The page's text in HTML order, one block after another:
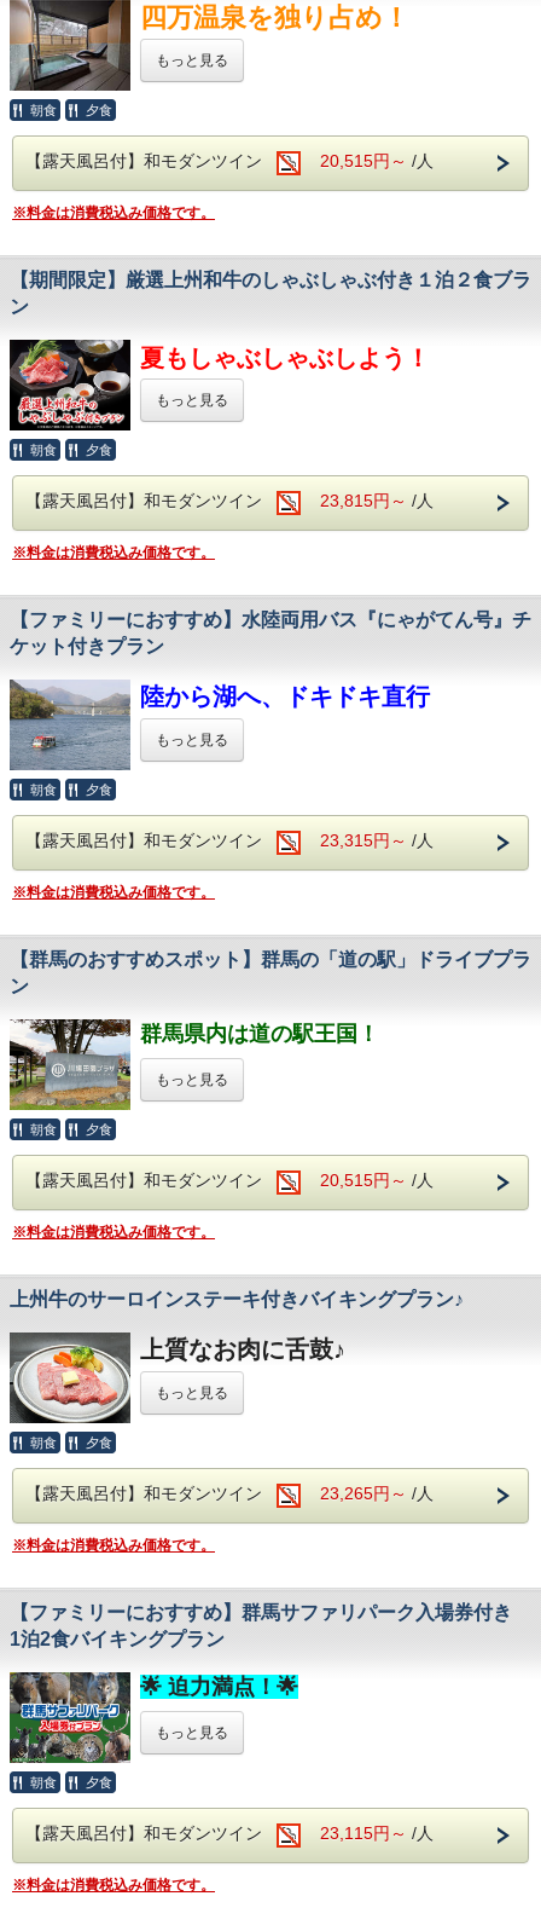
元禄4年に建てられ、日本最古の湯宿建築として
今も昔も変わらず営業しております。
あるアニメ映画のモデルとも言われ、
四万温泉屈指の観光施設です。
小学生：4,500円
幼児（4歳～）：2,500円
※SUP対象年齢は4歳～です。
必ず、幼児お一人に対して保護者様が
1名必要となります。
【持ち物について】
持ち物や集合場所の詳細案内をお送りしま
濡れてもよい靴などをご準備ください。
【集合場所】
〒377-0601 群馬県吾妻郡中之条町四万840
【SUPツアー提供会社】
【注意事項】
・SUPは現地集合・現地解散です
・天候や水量により中止となる場合がありま
す
【キャンセル料について】
7日前から料金が発生いたします。
この夏は、特別な体験で
みなさまのご予約をお待ちしております！
＜名湯四万温泉を堪能♪＞
四万の病を癒す霊泉と由来のある、
上毛かるたにも「世のちり洗う四万温泉」と
効果が高く、「草津の仕上げ湯の湯」としても
知られる美肌の湯です。
体の芯からご実感くださいませ。
バイキングで心ゆくまで乾杯＞
様々な食材を利用した約50種類のバイキング。
サラダや揚げ物、
ソフトクリームやデザートまで・・・
みなさまが楽しめるお食事を
そしてなんといってもアルコール！
お楽しみいただけます。
＜館内施設（無料サービス）＞
・全室Wifi完備：お部屋でのPC作業や動画視聴も
・共用カラオケ：無料でご利用いただけます。
・午前の部 9:30～
・午後の部 13:30～
※集合10分前など、
群馬県中之条町四万4063
伊東園まで車のない方の送迎がございます。
大人（平日）：5,500円
大人（繫忙日）：6,500円
※対象年齢：13歳以上
【持ち物】
＜必ず必要なもの＞
・水着（ウェットスーツの中に着る用）
・タオル
＜あると便利なもの＞
・コンタクトレンズの方は
メガネバンド or ゴーグル
・保険証の写し
※専用シューズは無料貸出。
ウェットスーツ・ライフジャケット等の
（身長130cm〜対応）
【注意事項】
ともに
7日前から料金が発生いたします。
ご宿泊のキャンセル料金と合わせて
す。
・大雨や増水、天候環境により中止の場合
は、
ツアー会社からお客様へご連絡いたしま
す。
GREEN DISCOVERY（グリーンディスカバ
リー）
伊東園ホテル四万は・・・
＜名湯四万温泉を堪能♪＞
四万の病を癒す霊泉と由来のある、
上毛かるたにも「世のちり洗う四万温泉」と
謡われ、群馬県内屈指の温泉地でございます。
胃腸病や皮膚の切り傷、冷え性、神経痛に
効果が高く、「草津の仕上げ湯の湯」としても
＜アルコール飲み放題付！
バイキングで心ゆくまで乾杯＞
様々な食材を利用した約50種類のバイキング。
水上散歩を楽しんでみませんか？
【カヌーツアー半日コース】
【集合時間】
午後の部 13時半
※ご希望のお時間をお選びください。
※ツアー実施はご宿泊翌日となります。
ご料金が変わる場合もございますので、
ご承知くださいませ。
【料金】
大人（平 日）：5,500円
大人（繁忙日）：6,500円
※0～3歳のお子様は安全上、
カヌー体験にご参加いただけません
＜必ずご用意いただくもの＞
・濡れてもよい服装（濡れてもよい靴、タオ
＜あると良いもの＞
・サングラス、眼鏡バンド、日焼け止め、飲
・雨天時は、レインウェアや
ウィンドブレーカー（防寒着）を
ご用意ください。
※基本的に濡れますので、
【カヌーツアー提供会社】
GREEN DISCOVERY（グリーンディスカバ
【中止について】
雨天時、強風時は開催を中止します。
ツアー中止の連絡は、中止が決定次第速やか
に
お申込み代表者様宛てにご連絡いたします。
その際、ツアー日を変更していただくか、
料金を全額払い戻しいたします。
伊東園ホテル四万は・・・
歴史ある温泉でございます。
上毛かるたにも「世のちり洗う四万温泉」と
胃腸病や皮膚の切り傷、冷え性、神経痛に
体の芯からご実感くださいませ。
バイキングで心ゆくまで乾杯＞
様々な食材を利用した約50種類のバイキング。
ソフトクリームやデザートまで・・・
みなさまが楽しめるお食事を
多数ご用意しております。
生ビール(アサヒスーパードライ)をはじめ
四万温泉を独り占め！
更にうれしいことに源泉かけ流しでございます。
ゆっくり静かに温泉に入りたい方や、
貸切風呂のようにお時間の制限が気になる方、
ぜひ一度ご利用されてみてはいかがでしょうか。
四万の病を癒す霊泉と由来のある、
歴史ある温泉でございます。
上毛かるたにも「世のちり洗う四万温泉」と
知られる美肌の湯です。
体の芯からご実感くださいませ。
＜アルコール飲み放題付！
様々な食材を利用した約50種類のバイキング。
サラダや揚げ物、
ソフトクリームやデザートまで・・・
おじいちゃんおばあちゃんまで。
みなさまが楽しめるお食事を
そしてなんといってもアルコール！
お楽しみいただけます。
飲み過ぎにはお気を付けくださいませ・・・
＜館内施設（無料サービス）＞
・共用カラオケ：無料でご利用いただけます。
当館からお車で5分
「四万ブルー」と呼ばれるダム湖。
午前中は鮮やかな青い湖面がご覧になれます
カヌーのアクティビティもこちらで
日向見薬師堂
当館から徒歩5分
国指定の重要文化財。
県内最古の木造建築物。
積善館・本館
元禄4年に建てられ、日本最古の湯宿建築として
今も昔も変わらず営業しております。
あるアニメ映画のモデルとも言われ、
もっと見る
朝食 夕食
【露天風呂付】和モダンツイン 20,515円～ /人
※料金は消費税込み価格です。
【期間限定】厳選上州和牛のしゃぶしゃぶ付き１泊２食ブラ
ン
夏もしゃぶしゃぶしよう！
恒例となりました季節限定別注料理
夏は「厳選上州和牛のしゃぶしゃぶ」
が登場です！！
群馬が誇るブランド和牛の「上州和牛」。
その中でも、特に優れたもののみが認定される
「厳選上州和牛」を
しゃぶしゃぶでお楽しみいただきます。
和牛本来の深い旨味を
ご提供させていただきます。
（お子様につきましては
【開催期間】
2026年6月12日(金)～2026年8月31日(土)
伊東園ホテル四万は・・・
＜名湯四万温泉を堪能♪＞
歴史ある温泉でございます。
謡われ、群馬県内屈指の温泉地でございま
す。
胃腸病や皮膚の切り傷、冷え性、神経痛に
も
知られる美肌の湯です。
体の芯からご実感くださいませ。
＜アルコール飲み放題付！
＞
様々な食材を利用した約50種類のバイキン
グ。
ソフトクリームやデザートまで・・・
みなさまが楽しめるお食事を
多数ご用意しております。
そしてなんといってもアルコール！
もっと見る
朝食 夕食
【露天風呂付】和モダンツイン 23,815円～ /人
※料金は消費税込み価格です。
【ファミリーにおすすめ】水陸両用バス『にゃがてん号』チ
ケット付きプラン
陸から湖へ、ドキドキ直行
飛び込む「スプラッシュ・イン」は、
まるでアミューズメントパークの
アトラクションのよう。
普段は味わえない湖上ならではの視点から、
エメラルドグリーンに輝く八ッ場あがつま湖、
四季折々の雄大な景観を
お楽しみください。
【出発場所・時間】
・八ッ場湖の駅丸岩：9:30/10:25/12:00/13:15/14:30
・大人（中学生以上） ：￥2,800-
・小人（3歳～小学生） ：￥1,820-
幼児様の場合もお一人でお座りになり、
シートベルトを着用できるお子様は
なるべく座席に座って乗車していただくことを
お願いしております。
・濡れても良い服装（濡れてもいい靴・タオル）
・雨天時はウインドブレーカー（防寒着）
（座席指定は不可）
【にゃがてん号運行会社】
【中止について】
伊東園ホテル四万は・・・
四万の病を癒す霊泉と由来のある、
もっと見る
朝食 夕食
【露天風呂付】和モダンツイン 23,315円～ /人
※料金は消費税込み価格です。
【群馬のおすすめスポット】群馬の「道の駅」ドライブプラ
ン
群馬県内は道の駅王国！
群馬を満喫！充実のドライブスポット
群馬県内には、なんと「33か所」もの道の駅があります。
それぞれに特色があり、立ち寄る楽しさも満点です。
新鮮な野菜や、地元食材を使ったグルメが味わえます。
ここでしか手に入らないデザートなども魅力のひとつ。
◎ドライブで立ち寄りたい！オススメ道の駅◎
① 道の駅 八ッ場ふるさと館（国道145号）
八ッ場ダム近隣の施設です。
当館よりお車で約45分
② 道の駅 川場田園プラザ（主要地方道 平川横塚線）
平日でも賑わう人気スポットです。
最寄り拠点：山楽荘
当館よりお車で約1時間
③ 道の駅 まえばし赤城（国道17号）
温泉やキッズスペースがあり、
家族連れに人気です。
最寄り拠点
伊香保グランドホテル、金大夫、伊香保温泉とどろき
新緑から紅葉の季節にかけて、
ぜひドライブの途中に
立ち寄ってみてはいかがでしょうか。
もっと見る
朝食 夕食
【露天風呂付】和モダンツイン 20,515円～ /人
※料金は消費税込み価格です。
上州牛のサーロインステーキ付きバイキングプラン♪
上質なお肉に舌鼓♪
おひとり様に１皿、
別注料理の中でも人気の逸品です。
カップル・グループのお客様にもオススメです。
お子様は対象外となります。
追加のお申込みはお電話もしくは
宿泊当日チェックインの際
伊東園ホテル四万は・・・
＜名湯四万温泉を堪能♪＞
上毛かるたにも「世のちり洗う四万温泉」と
謡われ、群馬県内屈指の温泉地でございます。
胃腸病や皮膚の切り傷、冷え性、神経痛に
効果が高く、「草津の仕上げ湯の湯」としても
知られる美肌の湯です。
もっと見る
朝食 夕食
【露天風呂付】和モダンツイン 23,265円～ /人
※料金は消費税込み価格です。
【ファミリーにおすすめ】群馬サファリパーク入場券付き
1泊2食バイキングプラン
🌟 迫力満点！🌟
家族みんなで、カップルで、
心に残る最高の思い出を作るなら
「群馬サファリパーク」へ！
もっと見る
朝食 夕食
【露天風呂付】和モダンツイン 23,115円～ /人
※料金は消費税込み価格です。